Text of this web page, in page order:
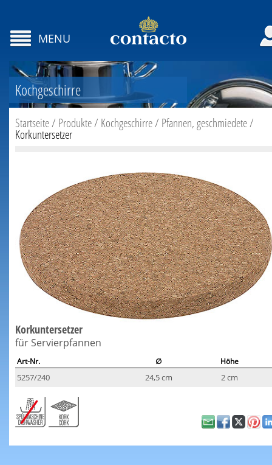
MENU
Kochgeschirre
Startseite/ Produkte/ Kochgeschirre/ Pfannen, geschmiedete/
Korkuntersetzer
Korkuntersetzer
für Servierpfannen
Art-Nr. ∅ Höhe
5257/240 24,5 cm 2 cm